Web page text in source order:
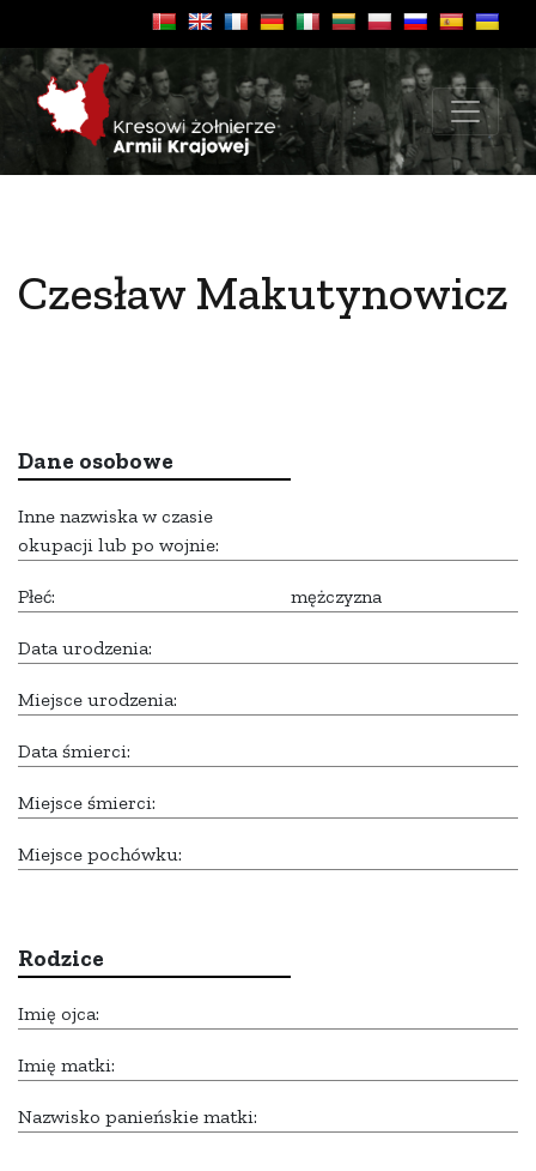
Czesław Makutynowicz
Dane osobowe
Inne nazwiska w czasie
okupacji lub po wojnie:
Płeć: mężczyzna
Data urodzenia:
Miejsce urodzenia:
Data śmierci:
Miejsce śmierci:
Miejsce pochówku:
Rodzice
Imię ojca:
Imię matki:
Nazwisko panieńskie matki: